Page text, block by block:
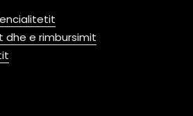
dhe e rimbursimit